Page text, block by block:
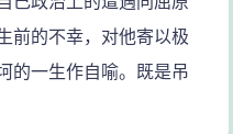
，乃至毁灭了自己的生
。鸾鸟凤凰躲避流窜
内臣尊贵显耀啊，用谗
臣无法立足啊，端方正
前的不幸，对他寄以极
的一生作自喻。既是吊